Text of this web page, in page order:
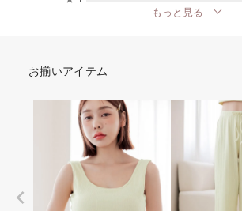
もっと見る
お揃いアイテム